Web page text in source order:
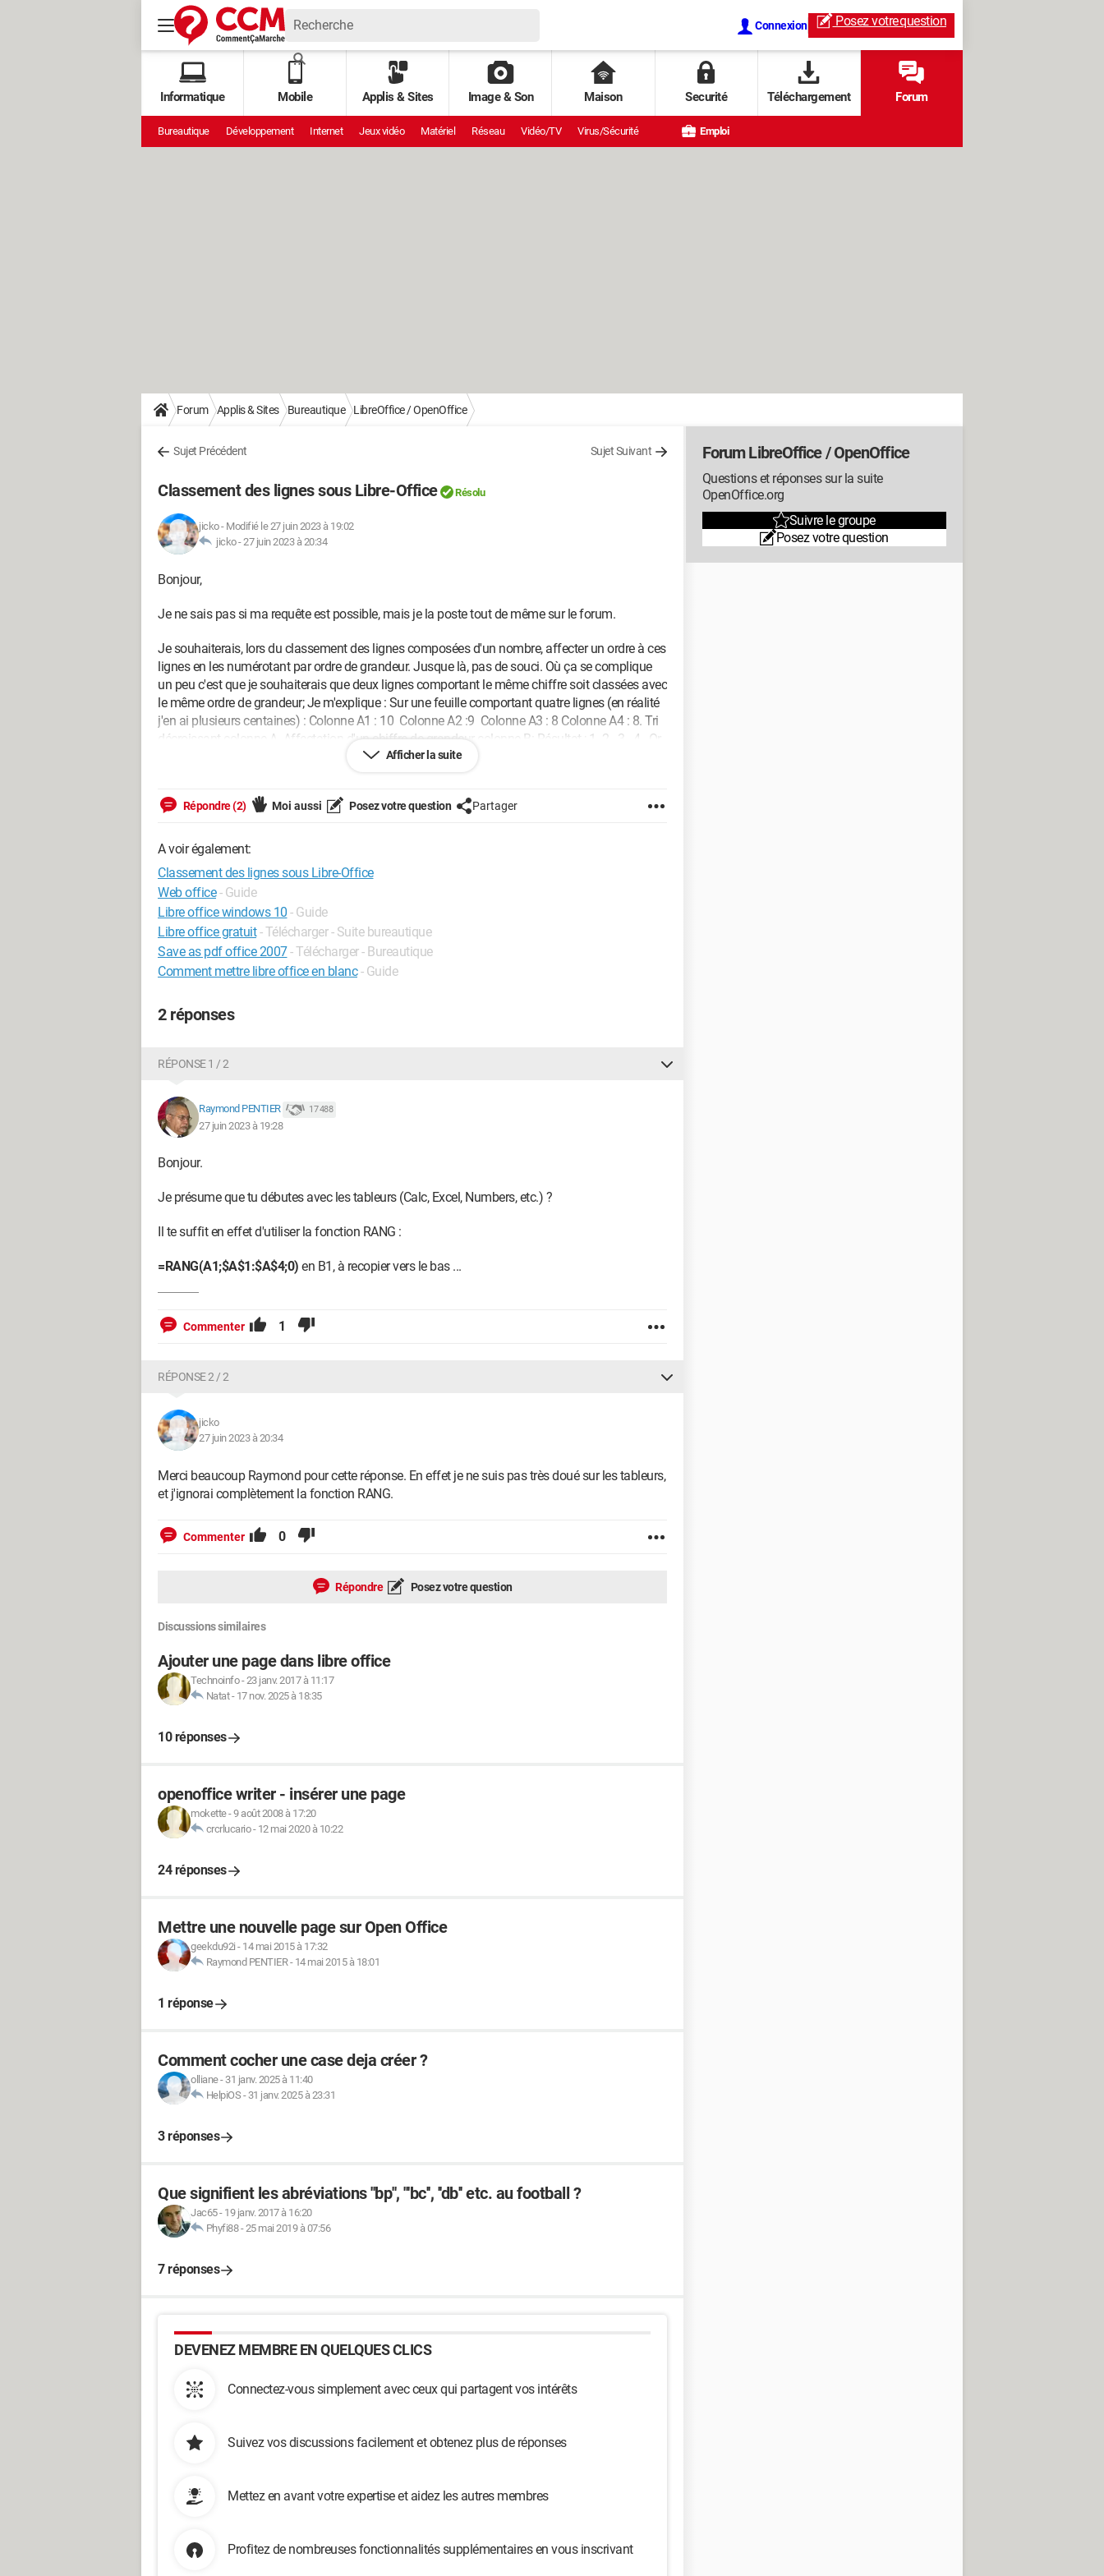
Connexion Posez votrequestion
Informatique Mobile Applis & Sites Image & Son Maison Securité Téléchargement Forum
Bureautique Développement Internet Jeux vidéo Matériel Réseau Vidéo/TV Virus/Sécurité Emploi
Forum Applis & Sites Bureautique LibreOffice / OpenOffice
Sujet Précédent Sujet Suivant
Classement des lignes sous Libre-Office Résolu
jicko- Modifié le 27 juin 2023 à 19:02
jicko -27 juin 2023 à 20:34
Bonjour,
Je ne sais pas si ma requête est possible, mais je la poste tout de même sur le forum.
Je souhaiterais, lors du classement des lignes composées d'un nombre, affecter un ordre à ces
lignes en les numérotant par ordre de grandeur. Jusque là, pas de souci. Où ça se complique
un peu c'est que je souhaiterais que deux lignes comportant le même chiffre soit classées avec
le même ordre de grandeur; Je m'explique : Sur une feuille comportant quatre lignes (en réalité
j'en ai plusieurs centaines) : Colonne A1 : 10 Colonne A2 :9 Colonne A3 : 8 Colonne A4 : 8. Tri
décroissant colonne A. Affectation d'un chiffre de grandeur colonne B: Résultat ; 1- 2 - 3 - 4 . Or
je voudrais que ce soit 1 - 2 - 3 - 3 et qu'éventuellement la ligne suivante soit marquée 5 (et non
Merci tout de même si c'est possible.
Cordialement
Windows / Chrome 114.0.21452.134
Afficher la suite
Répondre (2) Moi aussi Posez votre question Partager
A voir également:
Classement des lignes sous Libre-Office
Web office - Guide
Libre office windows 10 - Guide
Libre office gratuit - Télécharger - Suite bureautique
Save as pdf office 2007- Télécharger - Bureautique
Comment mettre libre office en blanc - Guide
2 réponses
RÉPONSE 1 / 2
Raymond PENTIER 17 488
27 juin 2023 à 19:28
Bonjour.
Je présume que tu débutes avec les tableurs (Calc, Excel, Numbers, etc.) ?
Il te suffit en effet d'utiliser la fonction RANG :
=RANG(A1;$A$1:$A$4;0) en B1, à recopier vers le bas ...
Commenter 1
RÉPONSE 2 / 2
jicko
27 juin 2023 à 20:34
Merci beaucoup Raymond pour cette réponse. En effet je ne suis pas très doué sur les tableurs,
et j'ignorai complètement la fonction RANG.
Commenter 0
Répondre Posez votre question
Discussions similaires
Ajouter une page dans libre office
Technoinfo-23 janv. 2017 à 11:17
Natat- 17 nov. 2025 à 18:35
10 réponses
openoffice writer - insérer une page
mokette-9 août 2008 à 17:20
crcrlucario- 12 mai 2020 à 10:22
24 réponses
Mettre une nouvelle page sur Open Office
geekdu92i - 14 mai 2015 à 17:32
Raymond PENTIER- 14 mai 2015 à 18:01
1 réponse
Comment cocher une case deja créer ?
olliane- 31 janv. 2025 à 11:40
HelpiOS - 31 janv. 2025 à 23:31
3 réponses
Que signifient les abréviations ''bp'', '''bc'', ''db'' etc. au football ?
Jac65- 19 janv. 2017 à 16:20
Phyfi88-25 mai 2019 à 07:56
7 réponses
DEVENEZ MEMBRE EN QUELQUES CLICS
Connectez-vous simplement avec ceux qui partagent vos intérêts
Suivez vos discussions facilement et obtenez plus de réponses
Mettez en avant votre expertise et aidez les autres membres
Profitez de nombreuses fonctionnalités supplémentaires en vous inscrivant
Forum LibreOffice / OpenOffice
Questions et réponses sur la suite
OpenOffice.org
Suivre le groupe
Posez votre question